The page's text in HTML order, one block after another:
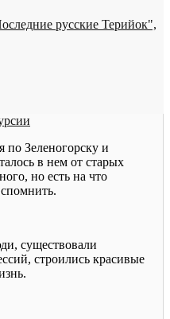
русские Терийок",
по Зеленогорску и
в нем от старых
но есть на что
существовали
строились красивые